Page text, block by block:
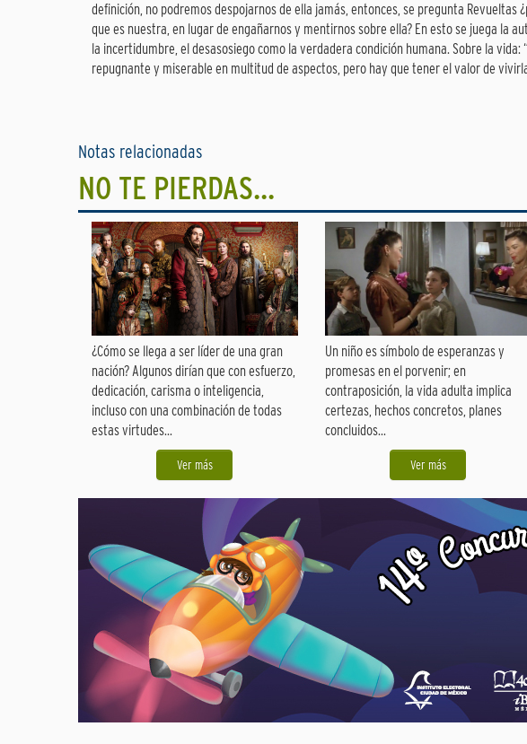
definición, no podremos despojarnos de ella jamás, entonces, se pregunta Revueltas
que es nuestra, en lugar de engañarnos y mentirnos sobre ella? En esto se juega la
la incertidumbre, el desasosiego como la verdadera condición humana. Sobre la vida:
repugnante y miserable en multitud de aspectos, pero hay que tener el valor de
Notas relacionadas
NO TE PIERDAS...
¿Cómo se llega a ser líder de una gran
nación? Algunos dirían que con esfuerzo,
dedicación, carisma o inteligencia,
incluso con una combinación de todas
estas virtudes...
Ver más
Un niño es símbolo de esperanzas y
promesas en el porvenir; en
contraposición, la vida adulta implica
certezas, hechos concretos, planes
concluidos...
Ver más